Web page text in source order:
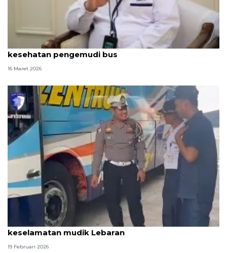
Kemnaker turunkan tim penguji K3 guna cek
kesehatan pengemudi bus
16 Maret 2026
Korlantas: Pengusaha-pengemudi komit jaga
keselamatan mudik Lebaran
19 Februari 2026